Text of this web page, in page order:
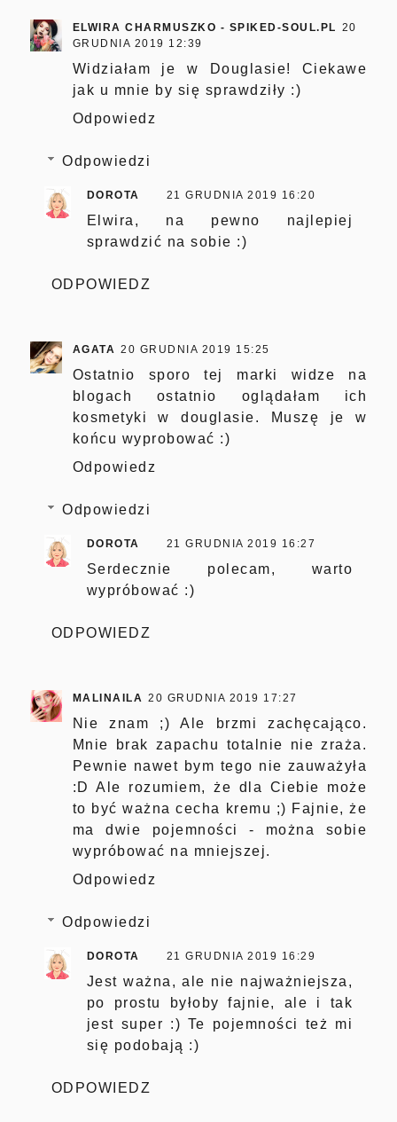
ELWIRA CHARMUSZKO - SPIKED-SOUL.PL 20
GRUDNIA 2019 12:39
Widziałam je w Douglasie! Ciekawe
jak u mnie by się sprawdziły :)
Odpowiedz
Odpowiedzi
DOROTA 21 GRUDNIA 2019 16:20
Elwira, na pewno najlepiej
sprawdzić na sobie :)
ODPOWIEDZ
AGATA 20 GRUDNIA 2019 15:25
Ostatnio sporo tej marki widze na
blogach ostatnio oglądałam ich
kosmetyki w douglasie. Muszę je w
końcu wyprobować :)
Odpowiedz
Odpowiedzi
DOROTA 21 GRUDNIA 2019 16:27
Serdecznie polecam, warto
wypróbować :)
ODPOWIEDZ
MALINAILA 20 GRUDNIA 2019 17:27
Nie znam ;) Ale brzmi zachęcająco.
Mnie brak zapachu totalnie nie zraża.
Pewnie nawet bym tego nie zauważyła
:D Ale rozumiem, że dla Ciebie może
to być ważna cecha kremu ;) Fajnie, że
ma dwie pojemności - można sobie
wypróbować na mniejszej.
Odpowiedz
Odpowiedzi
DOROTA 21 GRUDNIA 2019 16:29
Jest ważna, ale nie najważniejsza,
po prostu byłoby fajnie, ale i tak
jest super :) Te pojemności też mi
się podobają :)
ODPOWIEDZ